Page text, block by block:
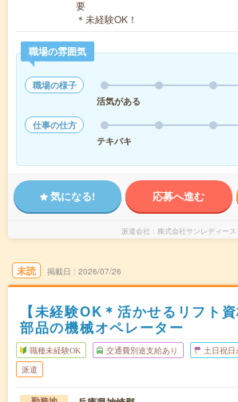
要
＊未経験OK！
職場の雰囲気
職場の様子
活気がある
仕事の仕方
テキパキ
気になる! 応募へ進む
派遣会社 株式会社サンレディース
未読 掲載日 2026/07/26
【未経験OK＊活かせるリフト
部品の機械オペレーター
職種未経験OK 交通費別途支給あり 土日祝日
派遣